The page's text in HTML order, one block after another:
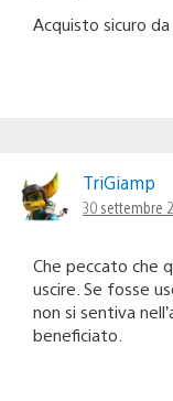
Acquisto sicuro
TriGiamp
30 settembre
Che peccato che
uscire. Se fosse
non si sentiva
beneficiato.